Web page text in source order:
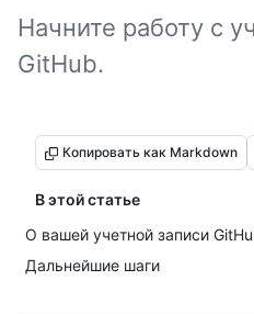
Начните работу с
GitHub.
Копировать как Markdown
В этой статье
О вашей учетной записи
Дальнейшие шаги